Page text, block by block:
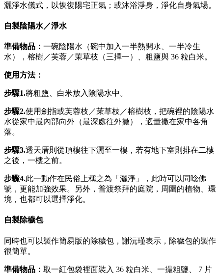
灑淨水儀式，以恢復陽宅正氣；或沐浴淨身，淨化自身氣場。
自製陰陽水／淨水
準備物品： 一碗陰陽水（碗中加入一半熱開水、一半冷生
水），榕樹／芙蓉／茉草枝（三擇一）、粗鹽與 36 粒白米。
使用方法：
步驟1.將粗鹽、白米放入陰陽水中。
步驟2.使用劍指或芙蓉枝／茉草枝／榕樹枝，把碗裡的陰陽水
水從家中最內部向外（最深處往外撒），適量撒在家中各角
落。
步驟3.透天厝則從頂樓往下灑至一樓，若有地下室則排在二樓
之後，一樓之前。
步驟4.此一動作在民俗上稱之為「灑淨」，此時可以同唸佛
號，更能加強效果。另外，普渡祭拜的庭院，周圍的植物、環
境，也都可以選擇淨化。
自製除穢包
同時也可以製作簡易版的除穢包，謝沅瑾表示，除穢包的製作
很簡單。
準備物品： 取一紅包袋裡面裝入 36 粒白米、一撮粗鹽、 7 片